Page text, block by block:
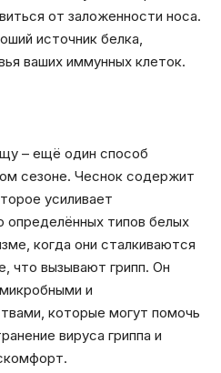
от заложенности носа.
источник белка,
ваших иммунных клеток.
– ещё один способ
сезоне. Чеснок содержит
усиливает
типов белых
когда они сталкиваются
что вызывают грипп. Он
и
которые могут помочь
вируса гриппа и